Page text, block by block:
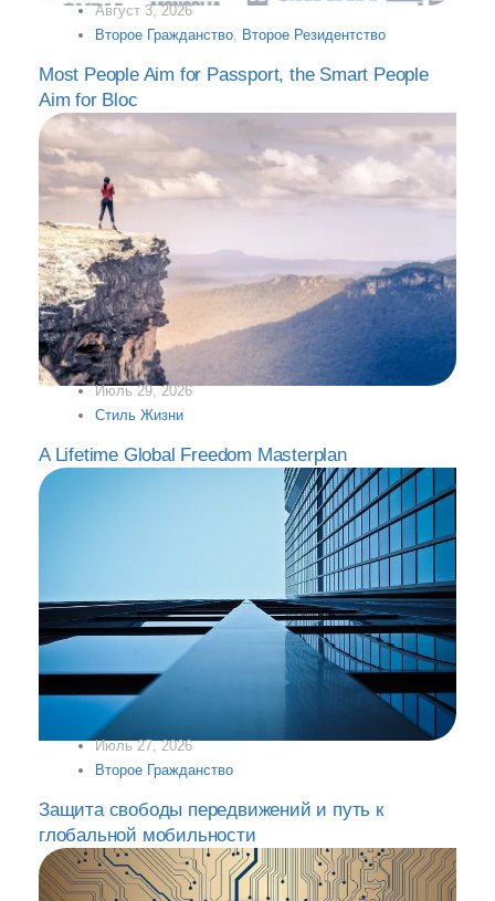
Август 3, 2026
Второе Гражданство
Второе Резидентство
Most People Aim for Passport, the Smart People
Aim for Bloc
Июль 29, 2026
Стиль Жизни
A Lifetime Global Freedom Masterplan
Июль 27, 2026
Второе Гражданство
Защита свободы передвижений и путь к
глобальной мобильности